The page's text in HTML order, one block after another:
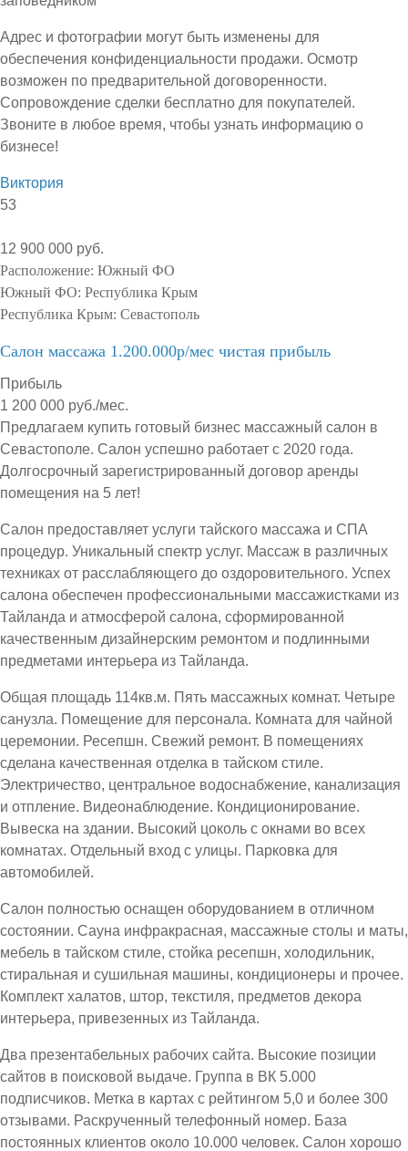
Адрес и фотографии могут быть изменены для
обеспечения конфиденциальности продажи. Осмотр
возможен по предварительной договоренности.
Сопровождение сделки бесплатно для покупателей.
Звоните в любое время, чтобы узнать информацию о
бизнесе!
Виктория
53
12 900 000 руб.
Расположение: Южный ФО
Южный ФО: Республика Крым
Республика Крым: Севастополь
Салон массажа 1.200.000р/мес чистая прибыль
Прибыль
1 200 000 руб./мес.
Предлагаем купить готовый бизнес массажный салон в
Севастополе. Салон успешно работает с 2020 года.
Долгосрочный зарегистрированный договор аренды
помещения на 5 лет!
Салон предоставляет услуги тайского массажа и СПА
процедур. Уникальный спектр услуг. Массаж в различных
техниках от расслабляющего до оздоровительного. Успех
салона обеспечен профессиональными массажистками из
Тайланда и атмосферой салона, сформированной
качественным дизайнерским ремонтом и подлинными
предметами интерьера из Тайланда.
Общая площадь 114кв.м. Пять массажных комнат. Четыре
санузла. Помещение для персонала. Комната для чайной
церемонии. Ресепшн. Свежий ремонт. В помещениях
сделана качественная отделка в тайском стиле.
Электричество, центральное водоснабжение, канализация
и отпление. Видеонаблюдение. Кондиционирование.
Вывеска на здании. Высокий цоколь с окнами во всех
комнатах. Отдельный вход с улицы. Парковка для
автомобилей.
Салон полностью оснащен оборудованием в отличном
состоянии. Сауна инфракрасная, массажные столы и маты,
мебель в тайском стиле, стойка ресепшн, холодильник,
стиральная и сушильная машины, кондиционеры и прочее.
Комплект халатов, штор, текстиля, предметов декора
интерьера, привезенных из Тайланда.
Два презентабельных рабочих сайта. Высокие позиции
сайтов в поисковой выдаче. Группа в ВК 5.000
подписчиков. Метка в картах с рейтингом 5,0 и более 300
отзывами. Раскрученный телефонный номер. База
постоянных клиентов около 10.000 человек. Салон хорошо